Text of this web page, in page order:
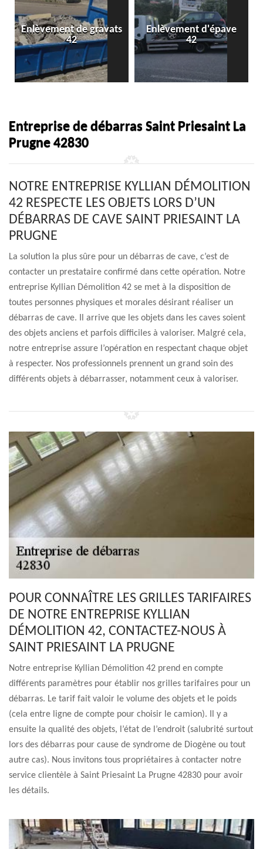
Enlèvement de gravats
42
Enlèvement d'épave
42
Entreprise de débarras Saint Priesaint La
Prugne 42830
NOTRE ENTREPRISE KYLLIAN DÉMOLITION
42 RESPECTE LES OBJETS LORS D’UN
DÉBARRAS DE CAVE SAINT PRIESAINT LA
PRUGNE
La solution la plus sûre pour un débarras de cave, c’est de
contacter un prestataire confirmé dans cette opération. Notre
entreprise Kyllian Démolition 42 se met à la disposition de
toutes personnes physiques et morales désirant réaliser un
débarras de cave. Il arrive que les objets dans les caves soient
des objets anciens et parfois difficiles à valoriser. Malgré cela,
notre entreprise assure l’opération en respectant chaque objet
à respecter. Nos professionnels prennent un grand soin des
différents objets à débarrasser, notamment ceux à valoriser.
POUR CONNAÎTRE LES GRILLES TARIFAIRES
DE NOTRE ENTREPRISE KYLLIAN
DÉMOLITION 42, CONTACTEZ-NOUS À
SAINT PRIESAINT LA PRUGNE
Notre entreprise Kyllian Démolition 42 prend en compte
différents paramètres pour établir nos grilles tarifaires pour un
débarras. Le tarif fait valoir le volume des objets et le poids
(cela entre ligne de compte pour choisir le camion). Il y a
ensuite la qualité des objets, l’état de l’endroit (salubrité surtout
lors des débarras pour cause de syndrome de Diogène ou tout
autre cas). Nous invitons tous propriétaires à contacter notre
service clientèle à Saint Priesaint La Prugne 42830 pour avoir
les détails.